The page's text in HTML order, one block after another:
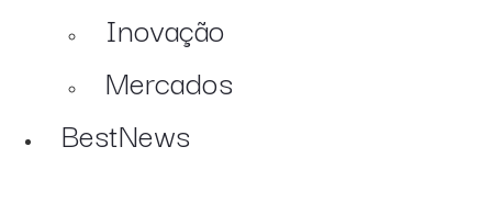
Inovação
Mercados
BestNews